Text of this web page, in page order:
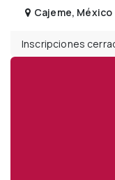
Cajeme, México
Inscripciones